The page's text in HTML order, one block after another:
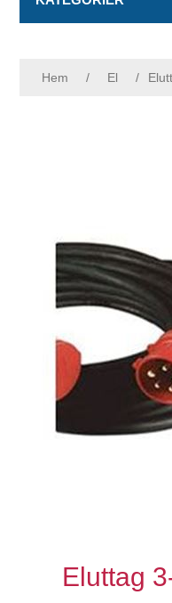
Hem / El /
Eluttag